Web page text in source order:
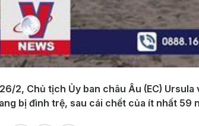
2, Chủ tịch Ủy ban châu Âu (EC)
bị đình trệ, sau cái chết của ít nhất 59